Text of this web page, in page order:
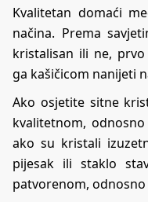
Kvalitetan domaći
načina. Prema
kristalisan ili ne,
ga kašičicom nanijeti
Ako osjetite sitne
kvalitetnom,
ako su kristali
pijesak ili staklo
patvorenom,